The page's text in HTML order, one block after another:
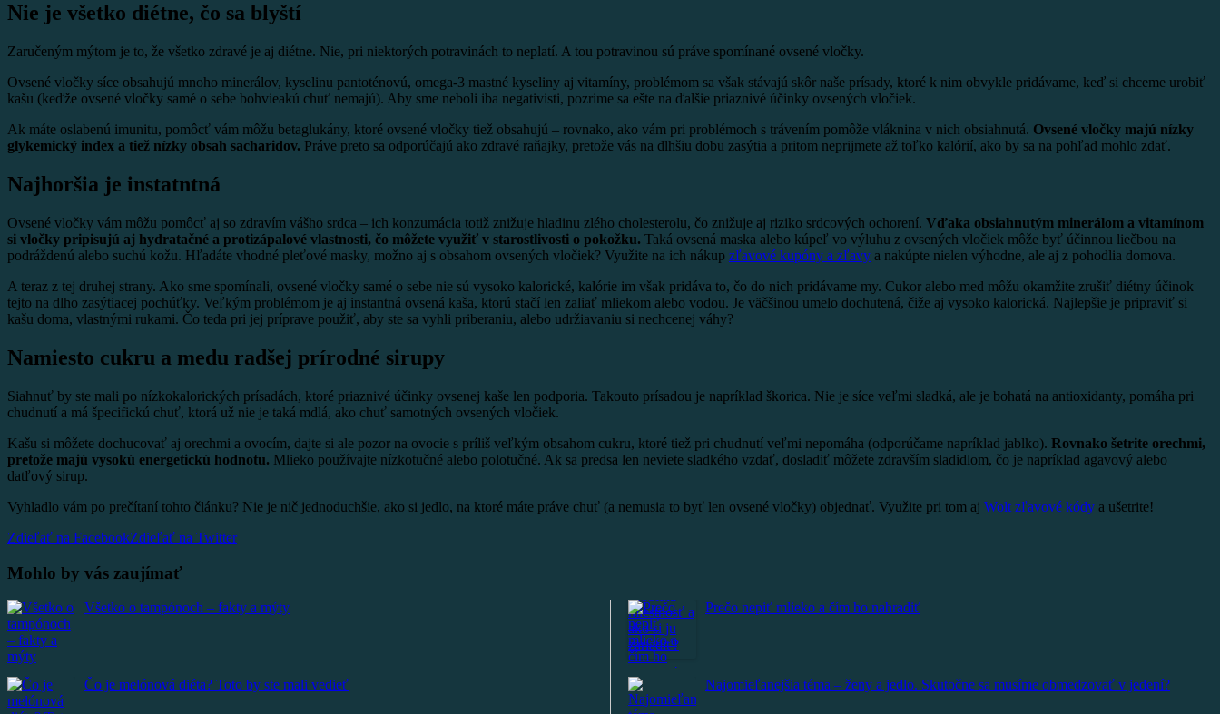
Nie je všetko diétne, čo sa blyští
Zaručeným mýtom je to, že všetko zdravé je aj diétne. Nie, pri niektorých potravinách to neplatí. A tou potravinou sú práve spomínané ovsené vločky.
Ovsené vločky síce obsahujú mnoho minerálov, kyselinu pantoténovú, omega-3 mastné kyseliny aj vitamíny, problémom sa však stávajú skôr naše prísady, ktoré k nim obvykle pridávame, keď si chceme urobiť
kašu (keďže ovsené vločky samé o sebe bohvieakú chuť nemajú). Aby sme neboli iba negativisti, pozrime sa ešte na ďalšie priaznivé účinky ovsených vločiek.
Ak máte oslabenú imunitu, pomôcť vám môžu betaglukány, ktoré ovsené vločky tiež obsahujú – rovnako, ako vám pri problémoch s trávením pomôže vláknina v nich obsiahnutá. Ovsené vločky majú nízky
glykemický index a tiež nízky obsah sacharidov. Práve preto sa odporúčajú ako zdravé raňajky, pretože vás na dlhšiu dobu zasýtia a pritom neprijmete až toľko kalórií, ako by sa na pohľad mohlo zdať.
Najhoršia je instatntná
Ovsené vločky vám môžu pomôcť aj so zdravím vášho srdca – ich konzumácia totiž znižuje hladinu zlého cholesterolu, čo znižuje aj riziko srdcových ochorení. Vďaka obsiahnutým minerálom a vitamínom
si vločky pripisujú aj hydratačné a protizápalové vlastnosti, čo môžete využiť v starostlivosti o pokožku. Taká ovsená maska alebo kúpeľ vo výluhu z ovsených vločiek môže byť účinnou liečbou na
podráždenú alebo suchú kožu. Hľadáte vhodné pleťové masky, možno aj s obsahom ovsených vločiek? Využite na ich nákup zľavové kupóny a zľavy a nakúpte nielen výhodne, ale aj z pohodlia domova.
A teraz z tej druhej strany. Ako sme spomínali, ovsené vločky samé o sebe nie sú vysoko kalorické, kalórie im však pridáva to, čo do nich pridávame my. Cukor alebo med môžu okamžite zrušiť diétny účinok
tejto na dlho zasýtiacej pochúťky. Veľkým problémom je aj instantná ovsená kaša, ktorú stačí len zaliať mliekom alebo vodou. Je väčšinou umelo dochutená, čiže aj vysoko kalorická. Najlepšie je pripraviť si
kašu doma, vlastnými rukami. Čo teda pri jej príprave použiť, aby ste sa vyhli priberaniu, alebo udržiavaniu si nechcenej váhy?
Namiesto cukru a medu radšej prírodné sirupy
Siahnuť by ste mali po nízkokalorických prísadách, ktoré priaznivé účinky ovsenej kaše len podporia. Takouto prísadou je napríklad škorica. Nie je síce veľmi sladká, ale je bohatá na antioxidanty, pomáha pri
chudnutí a má špecifickú chuť, ktorá už nie je taká mdlá, ako chuť samotných ovsených vločiek.
Kašu si môžete dochucovať aj orechmi a ovocím, dajte si ale pozor na ovocie s príliš veľkým obsahom cukru, ktoré tiež pri chudnutí veľmi nepomáha (odporúčame napríklad jablko). Rovnako šetrite orechmi,
pretože majú vysokú energetickú hodnotu. Mlieko používajte nízkotučné alebo polotučné. Ak sa predsa len neviete sladkého vzdať, dosladiť môžete zdravším sladidlom, čo je napríklad agavový alebo
datľový sirup.
Vyhladlo vám po prečítaní tohto článku? Nie je nič jednoduchšie, ako si jedlo, na ktoré máte práve chuť (a nemusia to byť len ovsené vločky) objednať. Využite pri tom aj Wolt zľavové kódy a ušetrite!
Zdieľať na FacebookZdieľať na Twitter
Mohlo by vás zaujímať
Všetko o tampónoch – fakty a mýty
Čo je melónová diéta? Toto by ste mali vedieť
Prečo nepiť mlieko a čím ho nahradiť
Najomieľanejšia téma – ženy a jedlo. Skutočne sa musíme obmedzovať v jedení?